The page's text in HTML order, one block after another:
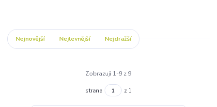
Nejnovější Nejlevnější Nejdražší
Zobrazuji 1-9 z 9
strana z 1